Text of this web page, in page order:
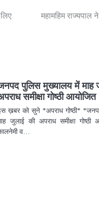
महामहिम राज्यपाल
पुलिस मुख्यालय में माह
समीक्षा गोष्ठी आयोजित
ख़बर को सुने *अपराध गोष्ठी*
जुलाई की अपराध समीक्षा
व…